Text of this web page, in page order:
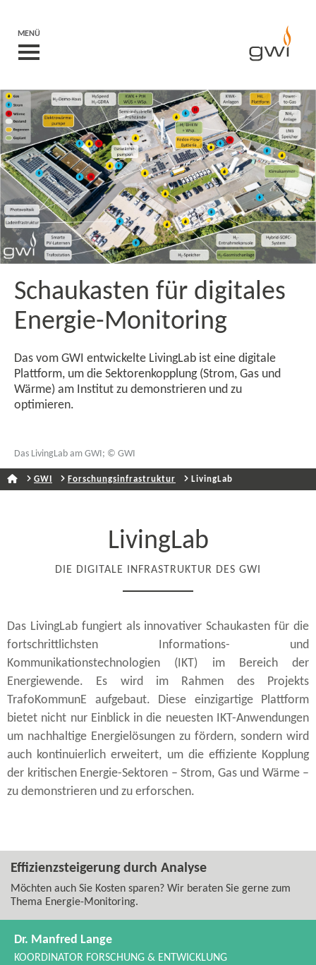
MENÜ
Schaukasten für digitales
Energie-​Monitoring
Das vom GWI entwickelte LivingLab ist eine digitale
Plattform, um die Sektorenkopplung (Strom, Gas und
Wärme) am Institut zu demonstrieren und zu
optimieren.
Das LivingLab am GWI; © GWI
GWI Forschungsinfrastruktur LivingLab
LivingLab
DIE DIGITALE INFRASTRUKTUR DES GWI
Das LivingLab fungiert als innovativer Schaukasten für die
fortschrittlichsten Informations-​ und
Kommunikationstechnologien (IKT) im Bereich der
Energiewende. Es wird im Rahmen des Projekts
TrafoKommunE aufgebaut. Diese einzigartige Plattform
bietet nicht nur Einblick in die neuesten IKT-​Anwendungen
um nachhaltige Energielösungen zu fördern, sondern wird
auch kontinuierlich erweitert, um die effiziente Kopplung
der kritischen Energie-​Sektoren – Strom, Gas und Wärme –
zu demonstrieren und zu erforschen.
Effizienzsteigerung durch Analyse
Möchten auch Sie Kosten sparen? Wir beraten Sie gerne zum
Thema Energie-​Monitoring.
Dr. Manfred Lange
KOORDINATOR FORSCHUNG & ENTWICKLUNG